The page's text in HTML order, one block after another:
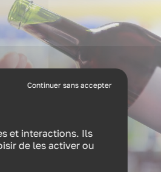
et interactions. Ils
de les activer ou